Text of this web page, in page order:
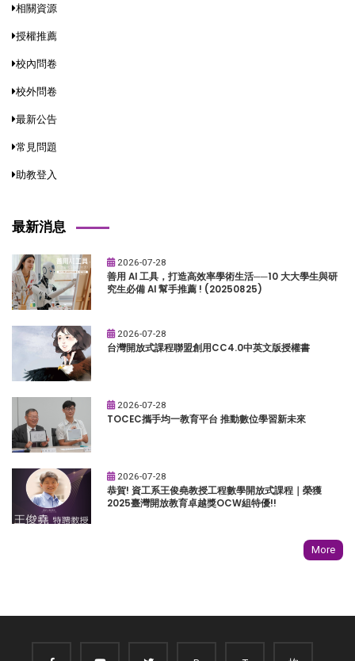
相關資源
授權推薦
校內問卷
校外問卷
最新公告
常見問題
助教登入
最新消息
2026-07-28
善用 AI 工具，打造高效率學術生活──10 大大學生與研
究生必備 AI 幫手推薦 ! (20250825)
2026-07-28
台灣開放式課程聯盟創用CC4.0中英文版授權書
2026-07-28
TOCEC攜手均一教育平台 推動數位學習新未來
2026-07-28
恭賀! 資工系王俊堯教授工程數學開放式課程｜榮獲
2025臺灣開放教育卓越獎OCW組特優!!
More